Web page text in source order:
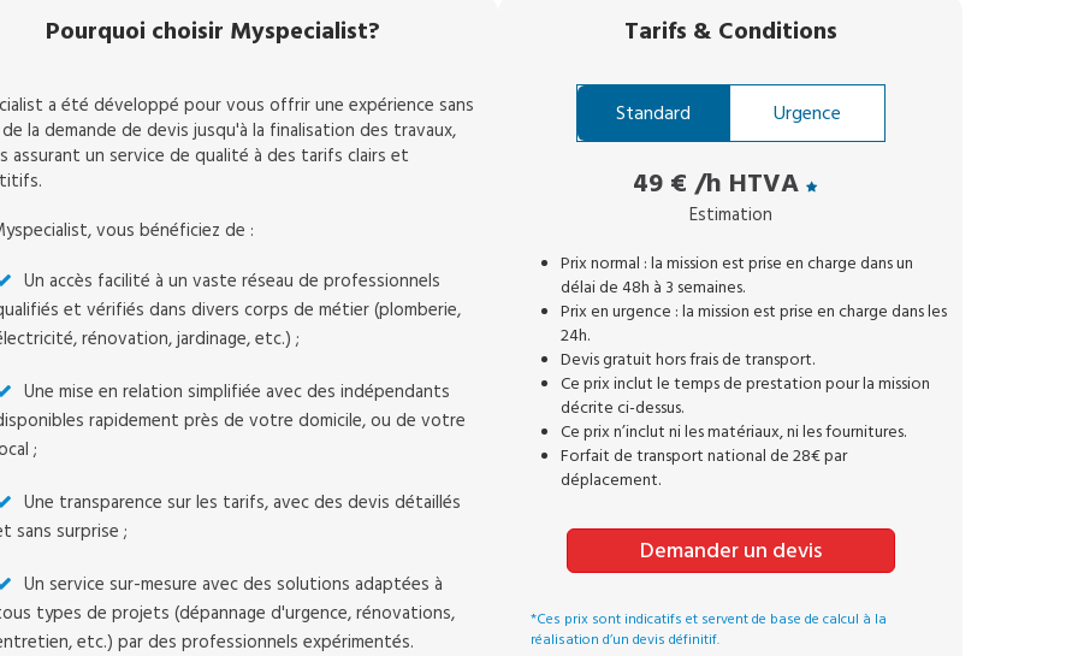
Pourquoi choisir Myspecialist?
a été développé pour vous offrir une expérience sans
la demande de devis jusqu'à la finalisation des travaux,
assurant un service de qualité à des tarifs clairs et
vous bénéficiez de :
Un accès facilité à un vaste réseau de professionnels
et vérifiés dans divers corps de métier (plomberie,
rénovation, jardinage, etc.) ;
Une mise en relation simplifiée avec des indépendants
rapidement près de votre domicile, ou de votre
;
Une transparence sur les tarifs, avec des devis détaillés
sans surprise ;
Un service sur-mesure avec des solutions adaptées à
types de projets (dépannage d'urgence, rénovations,
etc.) par des professionnels expérimentés.
Tarifs & Conditions
Standard Urgence
49 € /h HTVA
Estimation
Prix normal : la mission est prise en charge dans un
délai de 48h à 3 semaines.
Prix en urgence : la mission est prise en charge dans les
24h.
Devis gratuit hors frais de transport.
Ce prix inclut le temps de prestation pour la mission
décrite ci-dessus.
Ce prix n’inclut ni les matériaux, ni les fournitures.
Forfait de transport national de 28€ par
déplacement.
Demander un devis
*Ces prix sont indicatifs et servent de base de calcul à la
réalisation d’un devis définitif.